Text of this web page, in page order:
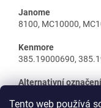
Tento web používá
Janome
8100, MC10000,
Kenmore
385.19000690,
Alternativní